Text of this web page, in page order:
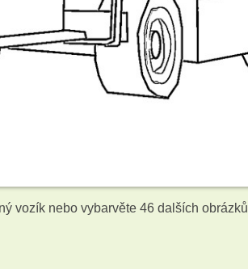
vozík nebo vybarvěte 46 dalších obrázků